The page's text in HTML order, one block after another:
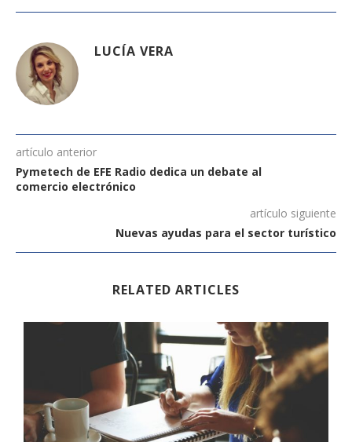
LUCÍA VERA
artículo anterior
Pymetech de EFE Radio dedica un debate al
comercio electrónico
artículo siguiente
Nuevas ayudas para el sector turístico
RELATED ARTICLES